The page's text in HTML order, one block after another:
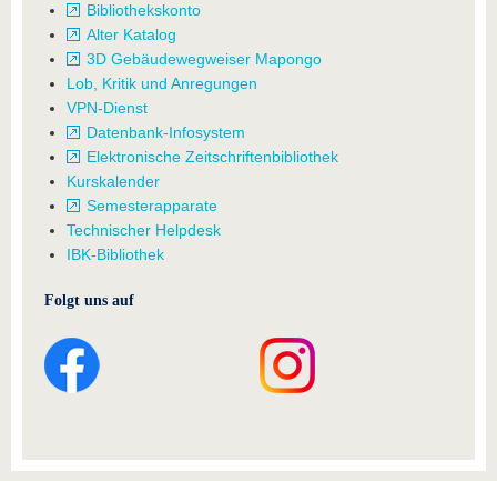
Bibliothekskonto
Alter Katalog
3D Gebäudewegweiser Mapongo
Lob, Kritik und Anregungen
VPN-Dienst
Datenbank-Infosystem
Elektronische Zeitschriftenbibliothek
Kurskalender
Semesterapparate
Technischer Helpdesk
IBK-Bibliothek
Folgt uns auf